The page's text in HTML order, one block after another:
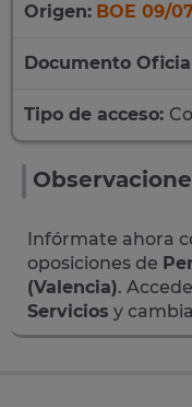
Origen: BOE 09/
Documento
Tipo de acceso:
Infórmate ahora
oposiciones de
(Valencia).
Servicios y